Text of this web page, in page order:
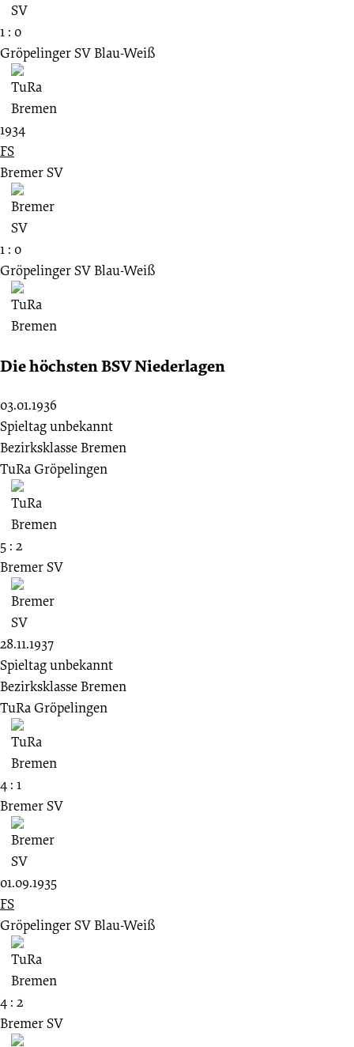
1 : 0
Gröpelinger SV Blau-Weiß
1934
FS
Bremer SV
1 : 0
Gröpelinger SV Blau-Weiß
Die höchsten BSV Niederlagen
03.01.1936
Spieltag unbekannt
Bezirksklasse Bremen
TuRa Gröpelingen
5 : 2
Bremer SV
28.11.1937
Spieltag unbekannt
Bezirksklasse Bremen
TuRa Gröpelingen
4 : 1
Bremer SV
01.09.1935
FS
Gröpelinger SV Blau-Weiß
4 : 2
Bremer SV